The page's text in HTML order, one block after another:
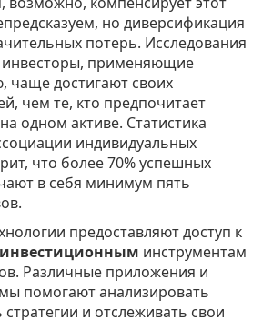
но диверсификация
потерь. Исследования
инвесторы, применяющие
чаще достигают своих
чем те, кто предпочитает
одном активе. Статистика
индивидуальных
что более 70% успешных
в себя минимум пять
предоставляют доступ к
инвестиционным инструментам
Различные приложения и
помогают анализировать
и отслеживать свои